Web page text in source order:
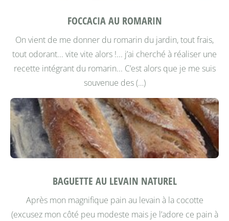
FOCCACIA AU ROMARIN
On vient de me donner du romarin du jardin, tout frais,
tout odorant... vite vite alors !... j’ai cherché à réaliser une
recette intégrant du romarin... C’est alors que je me suis
souvenue des (…)
BAGUETTE AU LEVAIN NATUREL
Après mon magnifique pain au levain à la cocotte
(excusez mon côté peu modeste mais je l’adore ce pain à